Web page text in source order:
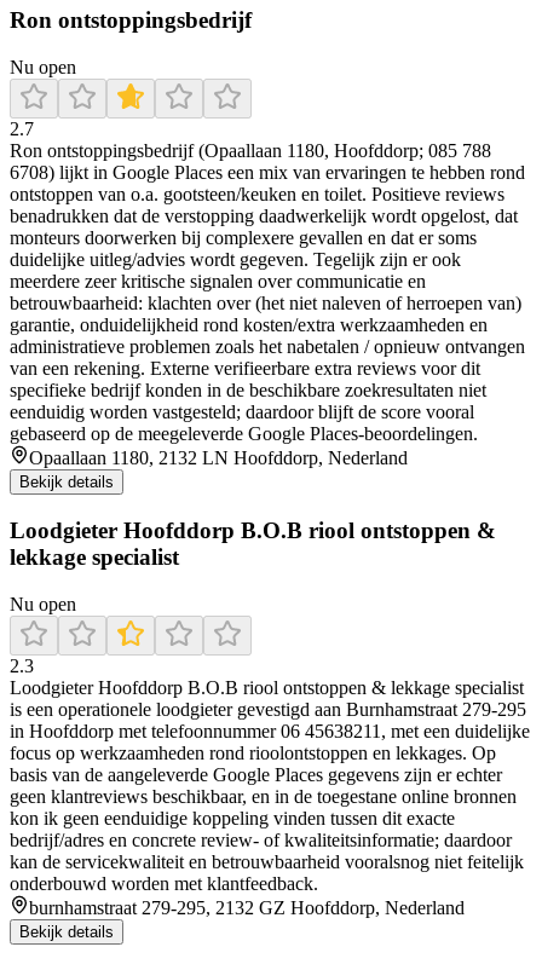
Ron ontstoppingsbedrijf
Nu open
2.7
Ron ontstoppingsbedrijf (Opaallaan 1180, Hoofddorp; 085 788
6708) lijkt in Google Places een mix van ervaringen te hebben rond
ontstoppen van o.a. gootsteen/keuken en toilet. Positieve reviews
benadrukken dat de verstopping daadwerkelijk wordt opgelost, dat
monteurs doorwerken bij complexere gevallen en dat er soms
duidelijke uitleg/advies wordt gegeven. Tegelijk zijn er ook
meerdere zeer kritische signalen over communicatie en
betrouwbaarheid: klachten over (het niet naleven of herroepen van)
garantie, onduidelijkheid rond kosten/extra werkzaamheden en
administratieve problemen zoals het nabetalen / opnieuw ontvangen
van een rekening. Externe verifieerbare extra reviews voor dit
specifieke bedrijf konden in de beschikbare zoekresultaten niet
eenduidig worden vastgesteld; daardoor blijft de score vooral
gebaseerd op de meegeleverde Google Places-beoordelingen.
Opaallaan 1180, 2132 LN Hoofddorp, Nederland
Bekijk details
Loodgieter Hoofddorp B.O.B riool ontstoppen &
lekkage specialist
Nu open
2.3
Loodgieter Hoofddorp B.O.B riool ontstoppen & lekkage specialist
is een operationele loodgieter gevestigd aan Burnhamstraat 279-295
in Hoofddorp met telefoonnummer 06 45638211, met een duidelijke
focus op werkzaamheden rond rioolontstoppen en lekkages. Op
basis van de aangeleverde Google Places gegevens zijn er echter
geen klantreviews beschikbaar, en in de toegestane online bronnen
kon ik geen eenduidige koppeling vinden tussen dit exacte
bedrijf/adres en concrete review- of kwaliteitsinformatie; daardoor
kan de servicekwaliteit en betrouwbaarheid vooralsnog niet feitelijk
onderbouwd worden met klantfeedback.
burnhamstraat 279-295, 2132 GZ Hoofddorp, Nederland
Bekijk details